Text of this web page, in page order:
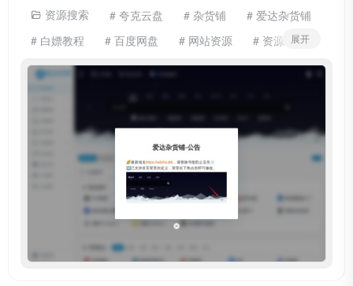
资源搜索 # 夸克云盘 # 杂货铺
# 爱达杂货铺
# 白嫖教程
# 百度网盘 # 网站资源
# 资源铺
# 迅雷云盘
# 阿里云盘
展开